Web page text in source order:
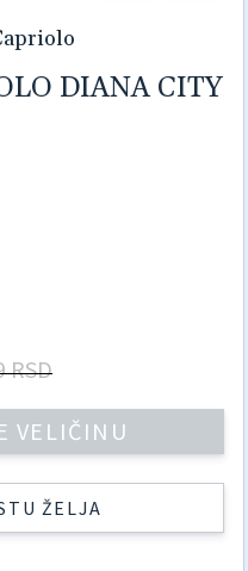
DIANA CITY
RSD
VELIČINU
ŽELJA